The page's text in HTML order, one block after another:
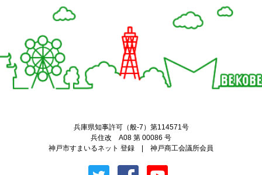
兵庫県知事許可（般-7）第114571号
兵住改 A08 第 00086 号
神戸市すまいるネット 登録 | 神戸商工会議所会員